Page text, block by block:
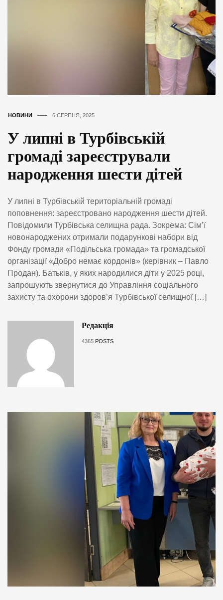
НОВИНИ 6 СЕРПНЯ, 2025
У липні в Турбівській
громаді зареєстрували
народження шести дітей
У липні в Турбівській територіальній громаді
поповнення: зареєстровано народження шести дітей.
Повідомили Турбівська селищна рада. Зокрема: Сім’ї
новонароджених отримали подарункові набори від
Фонду громади «Подільська громада» та громадської
організації «Добро немає кордонів» (керівник – Павло
Продан). Батьків, у яких народилися діти у 2025 році,
запрошують звернутися до Управління соціального
захисту та охорони здоров’я Турбівської селищної […]
Редакція
4365 POSTS